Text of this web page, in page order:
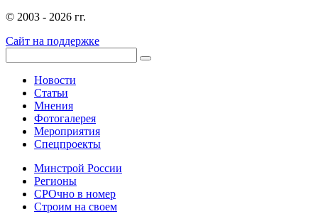
© 2003 - 2026 гг.
Сайт на поддержке
Новости
Статьи
Мнения
Фотогалерея
Мероприятия
Спецпроекты
Минстрой России
Регионы
СРОчно в номер
Строим на своем